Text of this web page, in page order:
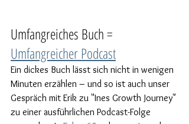
Umfangreiches Buch =
Umfangreicher Podcast
Ein dickes Buch lässt sich nicht in wenigen
Minuten erzählen – und so ist auch unser
Gespräch mit Erik zu "Ines Growth Journey"
zu einer ausführlichen Podcast-Folge